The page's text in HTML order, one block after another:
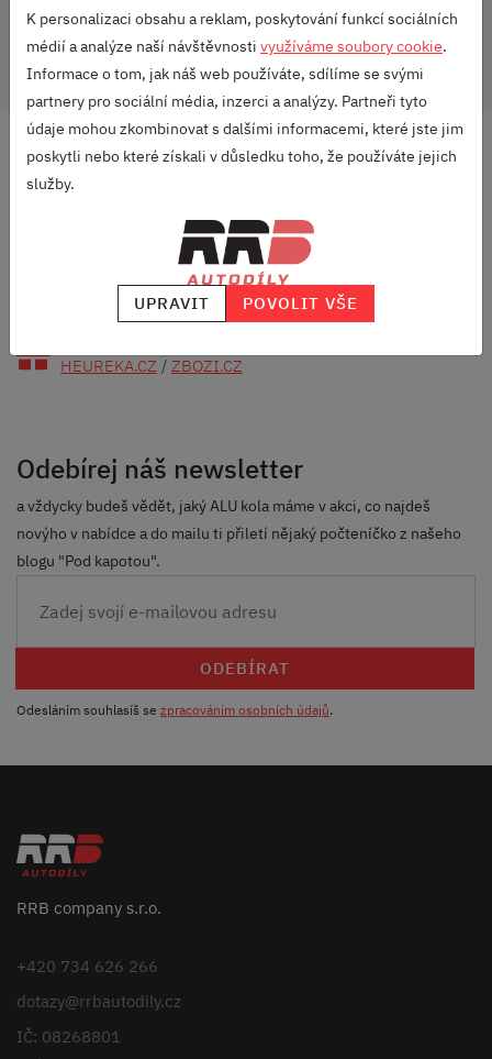
Varianta: Spaceback
DOPRAVA ZDARMA
RODINNÁ FIRMA
S DLOUHOU TRADICÍ
HEUREKA.CZ / ZBOZI.CZ
Odebírej náš newsletter
a vždycky budeš vědět, jaký ALU kola máme v akci, co najdeš
novýho v nabídce a do mailu ti přiletí nějaký počteníčko z našeho
blogu "Pod kapotou".
ODEBÍRAT
Odesláním souhlasíš se zpracováním osobních údajů.
RRB company s.r.o.
+420 734 626 266
dotazy@rrbautodily.cz
IČ: 08268801
K personalizaci obsahu a reklam, poskytování funkcí sociálních
médií a analýze naší návštěvnosti využíváme soubory cookie.
Informace o tom, jak náš web používáte, sdílíme se svými
partnery pro sociální média, inzerci a analýzy. Partneři tyto
údaje mohou zkombinovat s dalšími informacemi, které jste jim
poskytli nebo které získali v důsledku toho, že používáte jejich
služby.
UPRAVIT POVOLIT VŠE